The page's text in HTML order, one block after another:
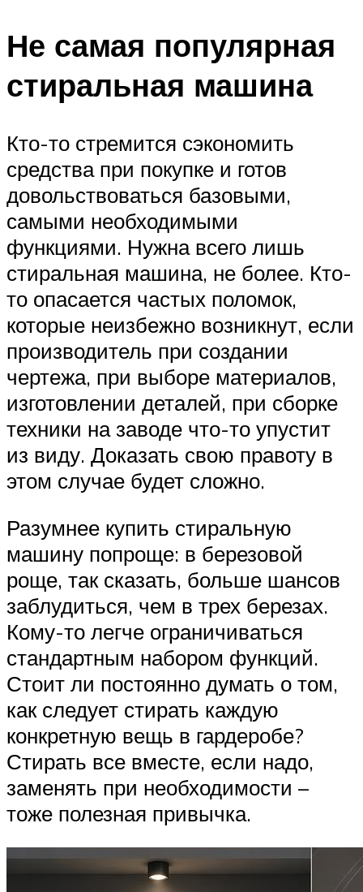
Не самая популярная
стиральная машина
Кто-то стремится сэкономить
средства при покупке и готов
довольствоваться базовыми,
самыми необходимыми
функциями. Нужна всего лишь
стиральная машина, не более. Кто-
то опасается частых поломок,
которые неизбежно возникнут, если
производитель при создании
чертежа, при выборе материалов,
изготовлении деталей, при сборке
техники на заводе что-то упустит
из виду. Доказать свою правоту в
этом случае будет сложно.
Разумнее купить стиральную
машину попроще: в березовой
роще, так сказать, больше шансов
заблудиться, чем в трех березах.
Кому-то легче ограничиваться
стандартным набором функций.
Стоит ли постоянно думать о том,
как следует стирать каждую
конкретную вещь в гардеробе?
Стирать все вместе, если надо,
заменять при необходимости –
тоже полезная привычка.